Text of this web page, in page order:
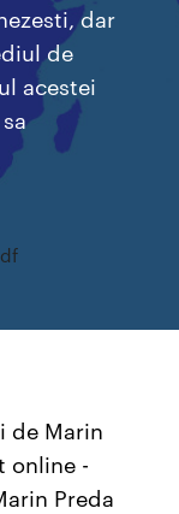
dar
de
acestei
de Marin
online -
Preda